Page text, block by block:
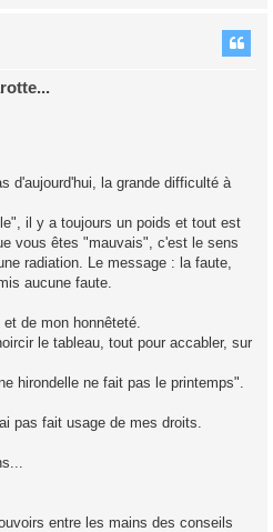
d'aujourd'hui, la grande difficulté à
il y a toujours un poids et tout est
vous êtes "mauvais", c'est le sens
radiation. Le message : la faute,
aucune faute.
de mon honnêteté.
le tableau, tout pour accabler, sur
hirondelle ne fait pas le printemps".
pas fait usage de mes droits.
entre les mains des conseils